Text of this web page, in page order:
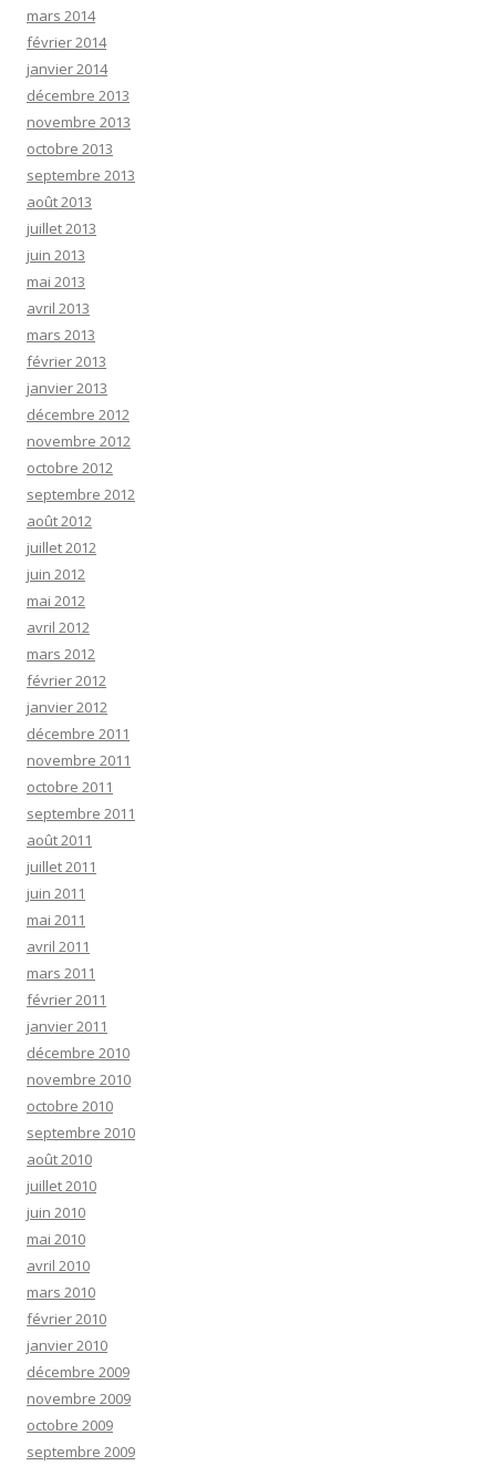
mars 2014
février 2014
janvier 2014
décembre 2013
novembre 2013
octobre 2013
septembre 2013
août 2013
juillet 2013
juin 2013
mai 2013
avril 2013
mars 2013
février 2013
janvier 2013
décembre 2012
novembre 2012
octobre 2012
septembre 2012
août 2012
juillet 2012
juin 2012
mai 2012
avril 2012
mars 2012
février 2012
janvier 2012
décembre 2011
novembre 2011
octobre 2011
septembre 2011
août 2011
juillet 2011
juin 2011
mai 2011
avril 2011
mars 2011
février 2011
janvier 2011
décembre 2010
novembre 2010
octobre 2010
septembre 2010
août 2010
juillet 2010
juin 2010
mai 2010
avril 2010
mars 2010
février 2010
janvier 2010
décembre 2009
novembre 2009
octobre 2009
septembre 2009